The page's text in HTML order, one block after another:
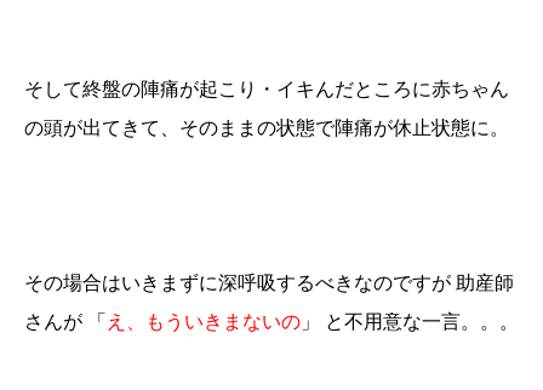
そして終盤の陣痛が起こり・イキんだところに赤ちゃん
の頭が出てきて、そのままの状態で陣痛が休止状態に。
その場合はいきまずに深呼吸するべきなのですが 助産師
さんが 「 え、もういきまないの 」 と不用意な一言。。。